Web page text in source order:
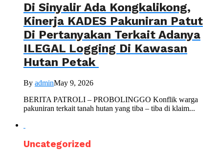
Di Sinyalir Ada Kongkalikong,
Kinerja KADES Pakuniran Patut
Di Pertanyakan Terkait Adanya
ILEGAL Logging Di Kawasan
Hutan Petak
By adminMay 9, 2026
BERITA PATROLI – PROBOLINGGO Konflik warga
pakuniran terkait tanah hutan yang tiba – tiba di klaim...
Uncategorized